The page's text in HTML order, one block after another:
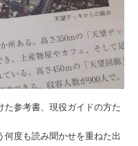
参考書、現役ガイドの方た
度も読み聞かせを重ねた出